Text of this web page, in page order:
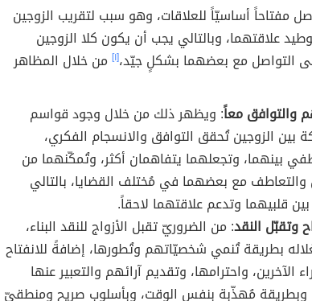
مفتاحاً أساسيّاً للعلاقات، وهو سبب لتقريب الزوجين
علاقتهما، وبالتالي يجب أن يكون كلا الزوجين
التواصل مع بعضهما بشكلٍ جيّد،[١] من خلال المظاهر
والتوافق معاً: ويظهر ذلك من خلال وجود قواسم
بين الزوجين تُحقق التوافق والانسجام الفكري،
بينهما، وتجعلهما يتفاهمان أكثر، وتُمكّنهما من
والتعاطف مع بعضهما في مُختلف القضايا، بالتالي
قلبيهما وتدعم علاقتهما لاحقاً.
وتقبّل النقد: من الضروريّ تقبل الأزواج للنقد البناء،
بطريقة تُنمي شخصيّاتهم وتُطورها، إضافةً للانفتاح
الآخرين، واحترامها، وتقديم آرائهم والتعبير عنها
وبطريقة مُهذّبة بنفس الوقت، وبأسلوب صريح ومنطقيّ